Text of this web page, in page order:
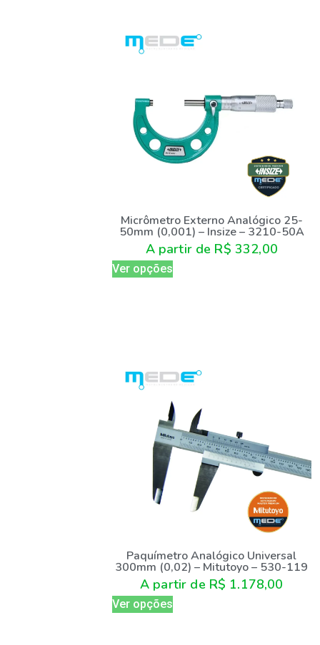
Micrômetro Externo Analógico 25-
50mm (0,001) – Insize – 3210-50A
A partir de R$ 332,00
Ver opções
Paquímetro Analógico Universal
300mm (0,02) – Mitutoyo – 530-119
A partir de R$ 1.178,00
Ver opções